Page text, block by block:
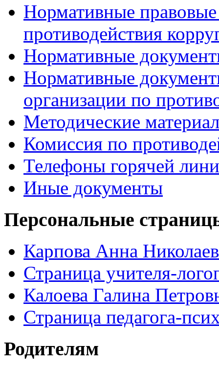
Нормативные
противодействия
Нормативные
Нормативные
организации по
Методические
Комиссия по
Телефоны горячей
Иные документы
Персональные
Карпова Анна
Страница учителя-
Калоева Галина
Страница педагога-
Родителям